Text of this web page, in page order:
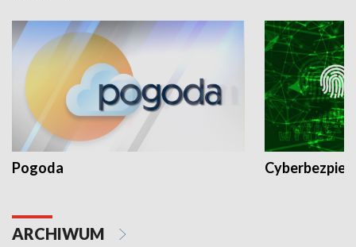
Pogoda
ARCHIWUM